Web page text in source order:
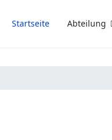
Startseite Abteilung